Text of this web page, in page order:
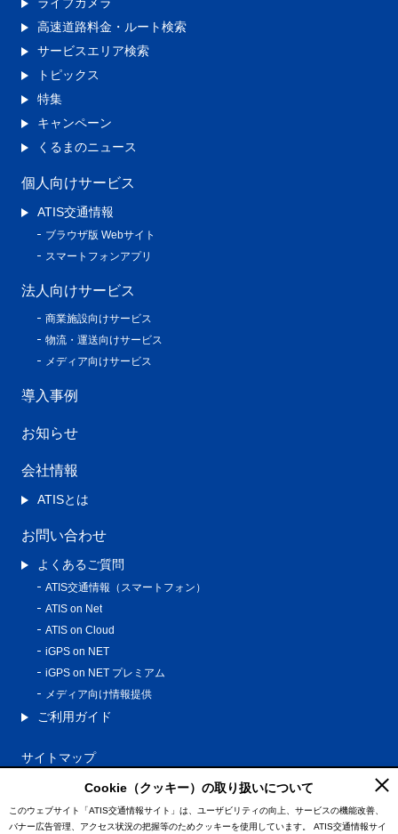
ライブカメラ
高速道路料金・ルート検索
サービスエリア検索
トピックス
特集
キャンペーン
くるまのニュース
個人向けサービス
ATIS交通情報
ブラウザ版 Webサイト
スマートフォンアプリ
法人向けサービス
商業施設向けサービス
物流・運送向けサービス
メディア向けサービス
導入事例
お知らせ
会社情報
ATISとは
お問い合わせ
よくあるご質問
ATIS交通情報（スマートフォン）
ATIS on Net
ATIS on Cloud
iGPS on NET
iGPS on NET プレミアム
メディア向け情報提供
ご利用ガイド
サイトマップ
プライバシーポリシー
利用規約
Cookie（クッキー）の取り扱いについて
このウェブサイト「ATIS交通情報サイト」は、ユーザビリティの向上、サービスの機能改善、
バナー広告管理、アクセス状況の把握等のためクッキーを使用しています。
ATIS交通情報サイ